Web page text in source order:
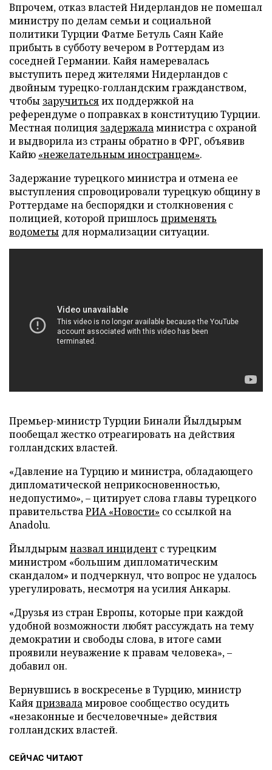
Впрочем, отказ властей Нидерландов не помешал
министру по делам семьи и социальной
политики Турции Фатме Бетуль Саян Кайе
прибыть в субботу вечером в Роттердам из
соседней Германии. Кайя намеревалась
выступить перед жителями Нидерландов с
двойным турецко-голландским гражданством,
чтобы заручитьсяих поддержкой на
референдуме о поправках в конституцию Турции.
Местная полиция задержаламинистра с охраной
и выдворила из страны обратно в ФРГ, объявив
Кайю «нежелательным иностранцем».
Задержание турецкого министра и отмена ее
выступления спровоцировали турецкую общину в
Роттердаме на беспорядки и столкновения с
полицией, которой пришлось применять
водометы для нормализации ситуации.
Премьер-министр Турции Бинали Йылдырым
пообещал жестко отреагировать на действия
голландских властей.
«Давление на Турцию и министра, обладающего
дипломатической неприкосновенностью,
недопустимо», – цитирует слова главы турецкого
правительстваРИА «Новости» со ссылкой на
Anadolu.
Йылдырымназвал инцидент с турецким
министром «большим дипломатическим
скандалом» и подчеркнул, что вопрос не удалось
урегулировать, несмотря на усилия Анкары.
«Друзья из стран Европы, которые при каждой
удобной возможности любят рассуждать на тему
демократии и свободы слова, в итоге сами
проявили неуважение к правам человека», –
добавил он.
Вернувшись в воскресенье в Турцию, министр
Кайяпризваламировое сообщество осудить
«незаконные и бесчеловечные» действия
голландских властей.
СЕЙЧАС ЧИТАЮТ